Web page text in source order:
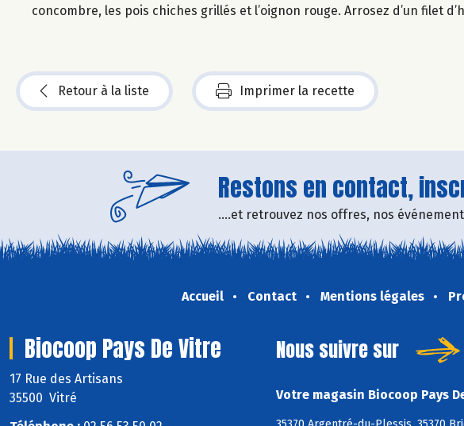
concombre, les pois chiches grillés et l’oignon rouge. Arrosez d’un filet
Retour à la liste Imprimer la recette
Restons en contact,
....et retrouvez nos offres, nos
Accueil Contact Mentions légales
Biocoop Pays De Vitre
17 Rue des Artisans
35500 Vitré
Nous suivre sur
Votre magasin Biocoop Pays